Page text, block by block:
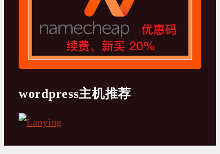
wordpress主机推荐